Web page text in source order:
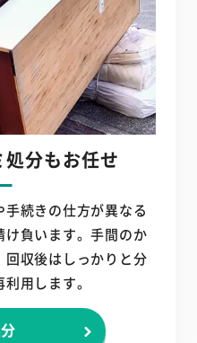
分もお任せ
続きの仕方が異なる
負います。手間のか
回収後はしっかりと分
用します。